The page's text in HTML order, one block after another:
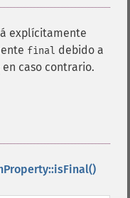
explícitamente
final debido a
en caso contrario.